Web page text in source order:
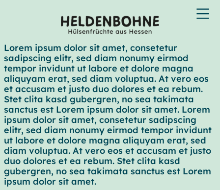
Lorem ipsum dolor sit amet, consetetur
sadipscing elitr, sed diam nonumy eirmod
tempor invidunt ut labore et dolore magna
aliquyam erat, sed diam voluptua. At vero eos
et accusam et justo duo dolores et ea rebum.
Stet clita kasd gubergren, no sea takimata
sanctus est Lorem ipsum dolor sit amet. Lorem
ipsum dolor sit amet, consetetur sadipscing
elitr, sed diam nonumy eirmod tempor invidunt
ut labore et dolore magna aliquyam erat, sed
diam voluptua. At vero eos et accusam et justo
duo dolores et ea rebum. Stet clita kasd
gubergren, no sea takimata sanctus est Lorem
ipsum dolor sit amet.